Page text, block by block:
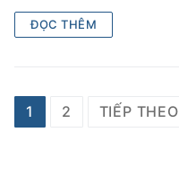
ĐỌC THÊM
Phân
1 2 TIẾP THEO